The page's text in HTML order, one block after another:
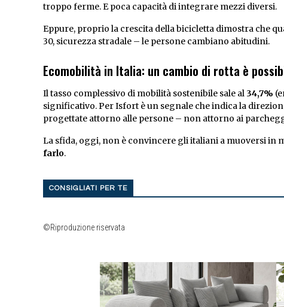
troppo ferme. E poca capacità di integrare mezzi diversi.
Eppure, proprio la crescita della bicicletta dimostra che
30, sicurezza stradale – le persone cambiano abitudini.
Ecomobilità in Italia: un cambio di rotta è
Il tasso complessivo di mobilità sostenibile sale al 34,7%
significativo. Per Isfort è un segnale che indica la
progettate attorno alle persone – non attorno ai
La sfida, oggi, non è convincere gli italiani a muoversi in
farlo.
CONSIGLIATI PER TE
©Riproduzione riservata